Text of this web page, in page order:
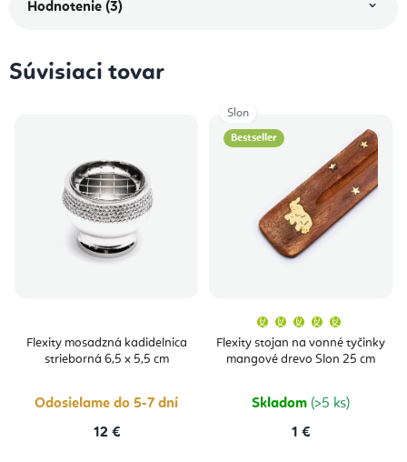
Hodnotenie (3)
Súvisiaci tovar
Flexity mosadzná kadidelnica
strieborná 6,5 x 5,5 cm
Odosielame do 5-7 dní
12 €
Bestseller
Flexity stojan na vonné tyčinky
mangové drevo Slon 25 cm
produktu
je
5,0
Skladom (>5 ks)
1 €
Slon